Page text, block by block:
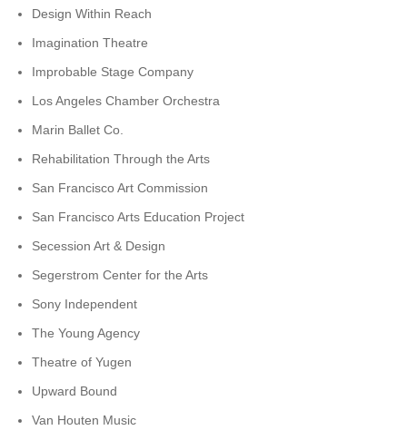
Design Within Reach
Imagination Theatre
Improbable Stage Company
Los Angeles Chamber Orchestra
Marin Ballet Co.
Rehabilitation Through the Arts
San Francisco Art Commission
San Francisco Arts Education Project
Secession Art & Design
Segerstrom Center for the Arts
Sony Independent
The Young Agency
Theatre of Yugen
Upward Bound
Van Houten Music